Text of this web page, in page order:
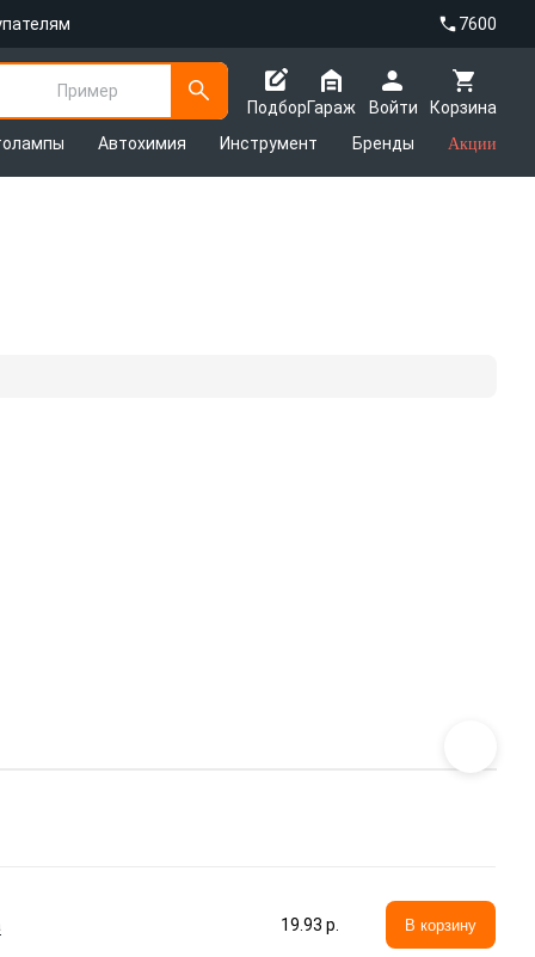
7600
Пример
Подбор
Корзина
Гараж
Войти
Автохимия Инструмент Бренды Акции
19.93 p. В корзину